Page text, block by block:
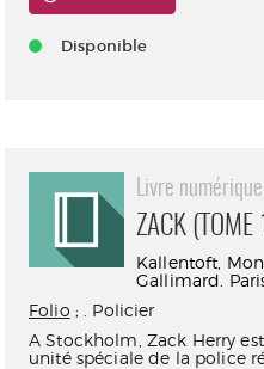
Disponible
Livre
ZACK (TOME
Kallentoft,
Gallimard.
Folio ; . Policier
A Stockholm, Zack Herry
unité spéciale de la police